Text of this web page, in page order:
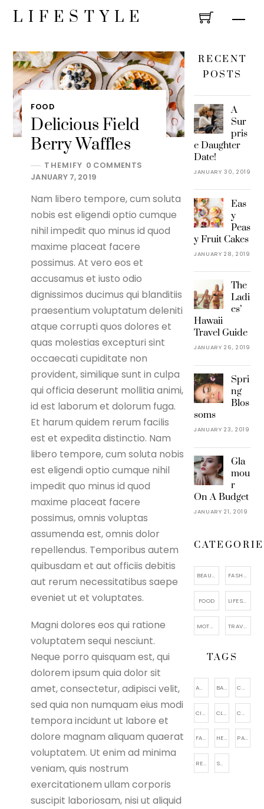
Skip
LIFESTYLE
FOOD
Delicious Field
Berry Waffles
THEMIFY 0 COMMENTS
JANUARY 7, 2019
Nam libero tempore, cum soluta
nobis est eligendi optio cumque
nihil impedit quo minus id quod
maxime placeat facere
possimus. At vero eos et
accusamus et iusto odio
dignissimos ducimus qui blanditiis
praesentium voluptatum deleniti
atque corrupti quos dolores et
quas molestias excepturi sint
occaecati cupiditate non
provident, similique sunt in culpa
qui officia deserunt mollitia animi,
id est laborum et dolorum fuga.
Et harum quidem rerum facilis
est et expedita distinctio. Nam
libero tempore, cum soluta nobis
est eligendi optio cumque nihil
impedit quo minus id quod
maxime placeat facere
possimus, omnis voluptas
assumenda est, omnis dolor
repellendus. Temporibus autem
quibusdam et aut officiis debitis
aut rerum necessitatibus saepe
eveniet ut et voluptates.
Magni dolores eos qui ratione
voluptatem sequi nesciunt.
Neque porro quisquam est, qui
dolorem ipsum quia dolor sit
amet, consectetur, adipisci velit,
sed quia non numquam eius modi
tempora incidunt ut labore et
dolore magnam aliquam quaerat
voluptatem. Ut enim ad minima
veniam, quis nostrum
exercitationem ullam corporis
suscipit laboriosam, nisi ut aliquid
RECENT
POSTS
A
Sur
pris
e Daughter
Date!
JANUARY 30, 2019
Eas
y
Peas
y Fruit Cakes
JANUARY 28, 2019
The
Ladi
es’
Hawaii
Travel Guide
JANUARY 26, 2019
Spri
ng
Blos
soms
JANUARY 23, 2019
Gla
mou
r
On A Budget
JANUARY 21, 2019
BEAUTY FASHION
FOOD LIFESTYLE
MOTHERHOOD TRAVEL
TAGS
ACCESSORIES BAGS CAKE
CITY VIEWING CLOTHING COSMETIC
FACIAL CARE HEALTHY PARENTING
RELAXATION SHOES